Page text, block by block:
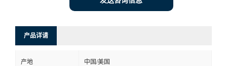
方
产品详请
产地 中国/美国